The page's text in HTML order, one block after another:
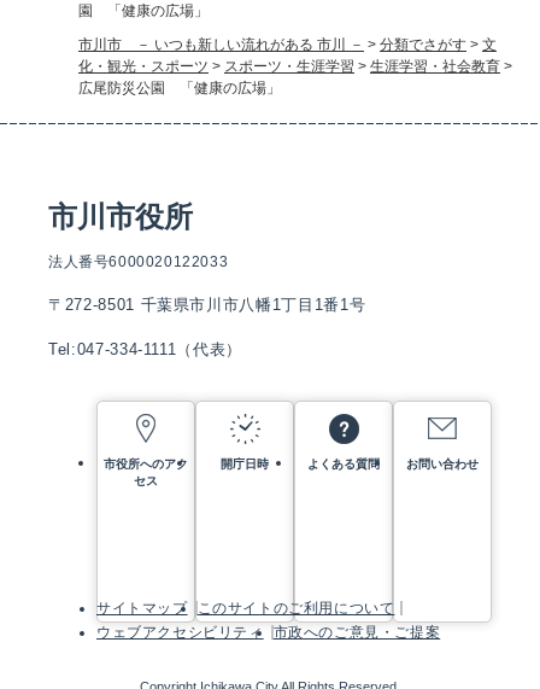
園 「健康の広場」
市川市 － いつも新しい流れがある 市川 － > 分類でさがす > 文
化・観光・スポーツ > スポーツ・生涯学習 > 生涯学習・社会教育 >
広尾防災公園 「健康の広場」
市川市役所
法人番号6000020122033
〒272-8501 千葉県市川市八幡1丁目1番1号
Tel:047-334-1111（代表）
市役所へのアク
セス
開庁日時 よくある質問 お問い合わせ
サイトマップ
このサイトのご利用について
ウェブアクセシビリティ
市政へのご意見・ご提案
Copyright Ichikawa City All Rights Reserved.